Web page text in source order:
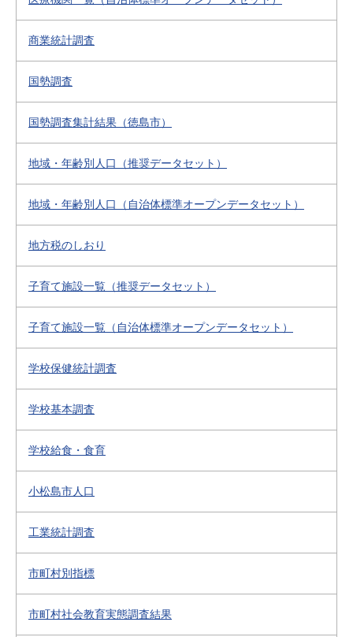
商業統計調査
国勢調査
国勢調査集計結果（徳島市）
地域・年齢別人口（推奨データセット）
地域・年齢別人口（自治体標準オープンデータセット）
地方税のしおり
子育て施設一覧（推奨データセット）
子育て施設一覧（自治体標準オープンデータセット）
学校保健統計調査
学校基本調査
学校給食・食育
小松島市人口
工業統計調査
市町村別指標
市町村社会教育実態調査結果